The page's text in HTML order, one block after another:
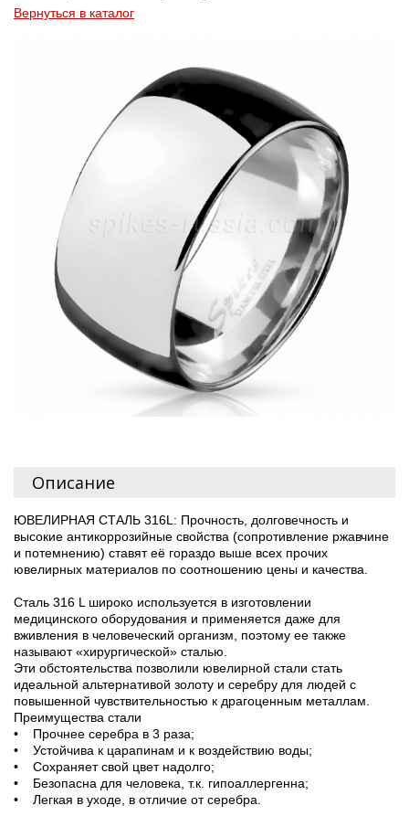
Вернуться в каталог
Описание
ЮВЕЛИРНАЯ СТАЛЬ 316L: Прочность, долговечность и
высокие антикоррозийные свойства (сопротивление ржавчине
и потемнению) ставят её гораздо выше всех прочих
ювелирных материалов по соотношению цены и качества.
Сталь 316 L широко используется в изготовлении
медицинского оборудования и применяется даже для
вживления в человеческий организм, поэтому ее также
называют «хирургической» сталью.
Эти обстоятельства позволили ювелирной стали стать
идеальной альтернативой золоту и серебру для людей с
повышенной чувствительностью к драгоценным металлам.
Преимущества стали
• Прочнее серебра в 3 раза;
• Устойчива к царапинам и к воздействию воды;
• Сохраняет свой цвет надолго;
• Безопасна для человека, т.к. гипоаллергенна;
• Легкая в уходе, в отличие от серебра.